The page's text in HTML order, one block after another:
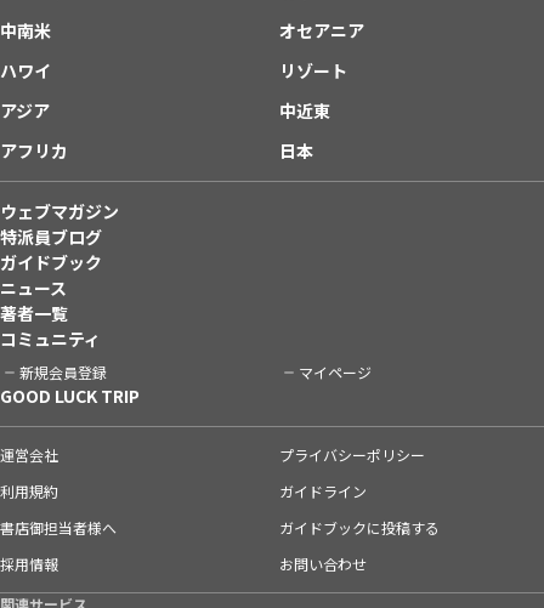
中南米
オセアニア
ハワイ
リゾート
アジア
中近東
アフリカ
日本
ウェブマガジン
特派員ブログ
ガイドブック
ニュース
著者一覧
コミュニティ
新規会員登録 マイページ
GOOD LUCK TRIP
運営会社
プライバシーポリシー
利用規約
ガイドライン
書店御担当者様へ
ガイドブックに投稿する
採用情報
お問い合わせ
関連サービス